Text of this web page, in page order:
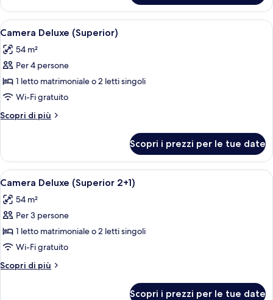
Superior
Apri
tutte
le
foto
per
Camera
Deluxe
(Superior)
Una camera d'albergo moderna
5
Camera Deluxe (Superior)
54 m²
Per 4 persone
1 letto matrimoniale o 2 letti singoli
Wi-Fi gratuito
Scopri di più
Altri
Deluxe
(Superior)
Scopri i prezzi per le tue date
Apri
tutte
le
foto
per
Camera
Deluxe
(Superior
Una camera d'albergo con un letto,
5
Camera Deluxe (Superior 2+1)
54 m²
Per 3 persone
1 letto matrimoniale o 2 letti singoli
Wi-Fi gratuito
Scopri di più
Altri
Scopri i prezzi per le tue date